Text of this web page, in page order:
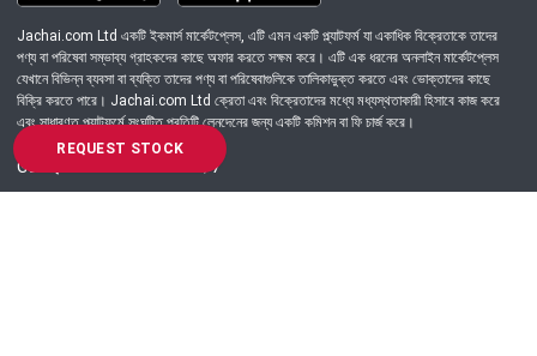
REQUEST STOCK
Jachai.com Ltd একটি ইকমার্স মার্কেটপ্লেস, এটি এমন একটি প্ল্যাটফর্ম যা একাধিক বিক্রেতাকে তাদের
পণ্য বা পরিষেবা সম্ভাব্য গ্রাহকদের কাছে অফার করতে সক্ষম করে। এটি এক ধরনের অনলাইন মার্কেটপ্লেস
যেখানে বিভিন্ন ব্যবসা বা ব্যক্তি তাদের পণ্য বা পরিষেবাগুলিকে তালিকাভুক্ত করতে এবং ভোক্তাদের কাছে
বিক্রি করতে পারে। Jachai.com Ltd ক্রেতা এবং বিক্রেতাদের মধ্যে মধ্যস্থতাকারী হিসাবে কাজ করে
এবং সাধারণত প্ল্যাটফর্মে সংঘটিত প্রতিটি লেনদেনের জন্য একটি কমিশন বা ফি চার্জ করে।
Got Question? Call us 24/7